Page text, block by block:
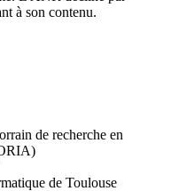
à son contenu.
de recherche en
de Toulouse